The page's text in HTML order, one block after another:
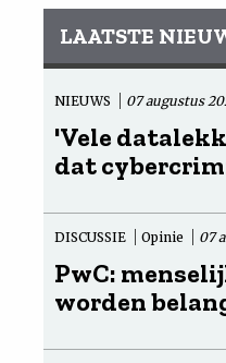
LAATSTE
NIEUWS 07 augustus
'Vele
dat
DISCUSSIE Opinie 07
PwC:
worden